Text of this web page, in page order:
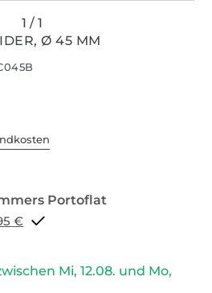
Ø 45 MM
Portoflat schon ab 9,95 €
Mi, 12.08. und Mo,